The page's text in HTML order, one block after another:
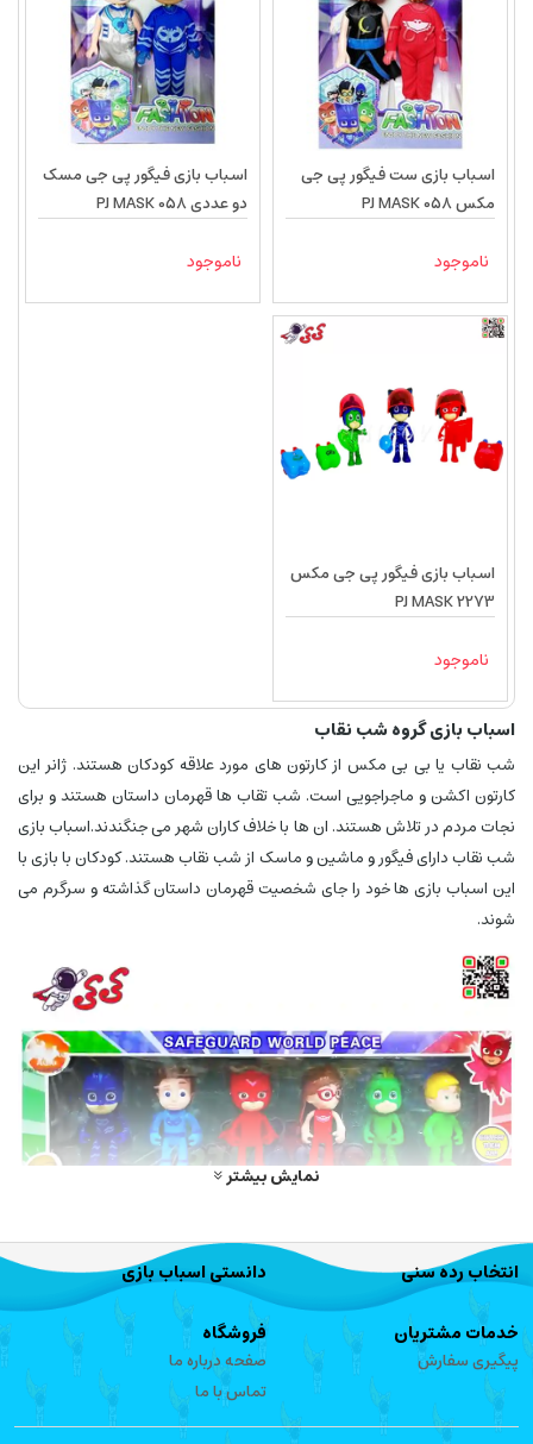
اسباب بازی ست فیگور پی جی
مکس PJ MASK 058
ناموجود
اسباب بازی فیگور پی جی مسک
دو عددی PJ MASK 058
ناموجود
اسباب بازی فیگور پی جی مکس
PJ MASK 2273
ناموجود
اسباب بازی گروه شب نقاب
شب نقاب یا بی بی مکس از کارتون های مورد علاقه کودکان هستند. ژانر این
کارتون اکشن و ماجراجویی است. شب تقاب ها قهرمان داستان هستند و برای
نجات مردم در تلاش هستند. ان ها با خلاف کاران شهر می جنگندند.اسباب بازی
شب نقاب دارای فیگور و ماشین و ماسک از شب نقاب هستند. کودکان با بازی با
این اسباب بازی ها خود را جای شخصیت قهرمان داستان گذاشته و سرگرم می
شوند.
نمایش بیشتر
انتخاب رده سنی دانستی اسباب بازی
خدمات مشتریان
پیگیری سفارش
فروشگاه
صفحه درباره ما
تماس با ما